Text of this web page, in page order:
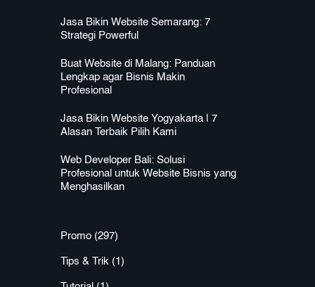
Jasa Bikin Website Semarang: 7
Strategi Powerful
Buat Website di Malang: Panduan
Lengkap agar Bisnis Makin
Profesional
Jasa Bikin Website Yogyakarta | 7
Alasan Terbaik Pilih Kami
Web Developer Bali: Solusi
Profesional untuk Website Bisnis yang
Menghasilkan
Promo (297)
Tips & Trik (1)